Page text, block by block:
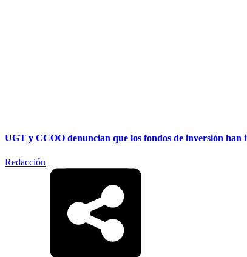
UGT y CCOO denuncian que los fondos de inversión han
Redacción